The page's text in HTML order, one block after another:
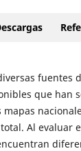
fuentes
que han
Al evaluar